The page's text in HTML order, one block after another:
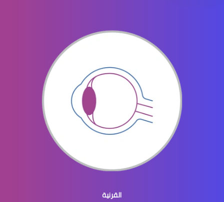
جراحة تجميل العينين
جراحة تجميل العيون والجفون
القرنية